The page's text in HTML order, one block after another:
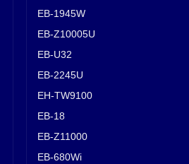
EB-1945W
EB-Z10005U
EB-U32
EB-2245U
EH-TW9100
EB-18
EB-Z11000
EB-680Wi